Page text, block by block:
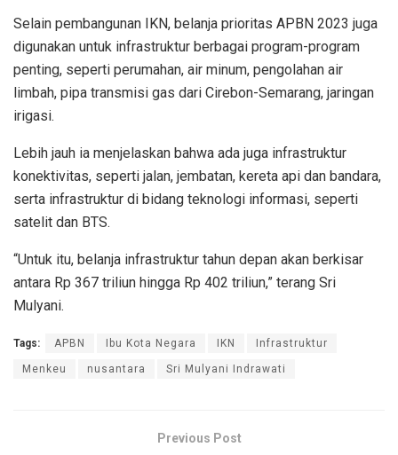
Selain pembangunan IKN, belanja prioritas APBN 2023 juga
digunakan untuk infrastruktur berbagai program-program
penting, seperti perumahan, air minum, pengolahan air
limbah, pipa transmisi gas dari Cirebon-Semarang, jaringan
irigasi.
Lebih jauh ia menjelaskan bahwa ada juga infrastruktur
konektivitas, seperti jalan, jembatan, kereta api dan bandara,
serta infrastruktur di bidang teknologi informasi, seperti
satelit dan BTS.
“Untuk itu, belanja infrastruktur tahun depan akan berkisar
antara Rp 367 triliun hingga Rp 402 triliun,” terang Sri
Mulyani.
Tags: APBN Ibu Kota Negara IKN Infrastruktur
Menkeu nusantara Sri Mulyani Indrawati
Previous Post